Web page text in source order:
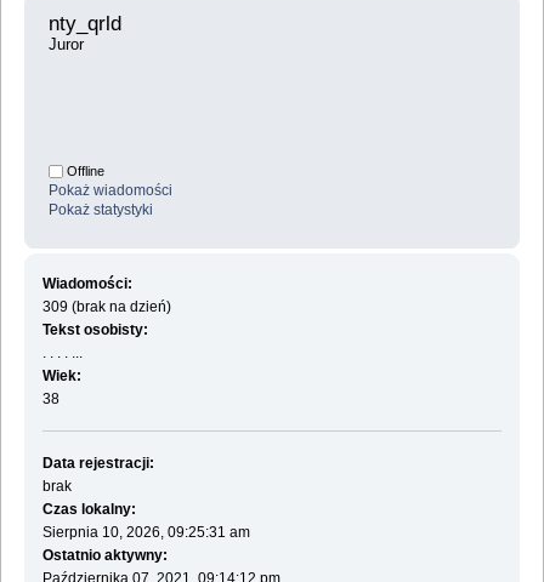
nty_qrld
Juror
Offline
Pokaż wiadomości
Pokaż statystyki
Wiadomości:
309 (brak na dzień)
Tekst osobisty:
. . . . ...
Wiek:
38
Data rejestracji:
brak
Czas lokalny:
Sierpnia 10, 2026, 09:25:31 am
Ostatnio aktywny:
Października 07, 2021, 09:14:12 pm